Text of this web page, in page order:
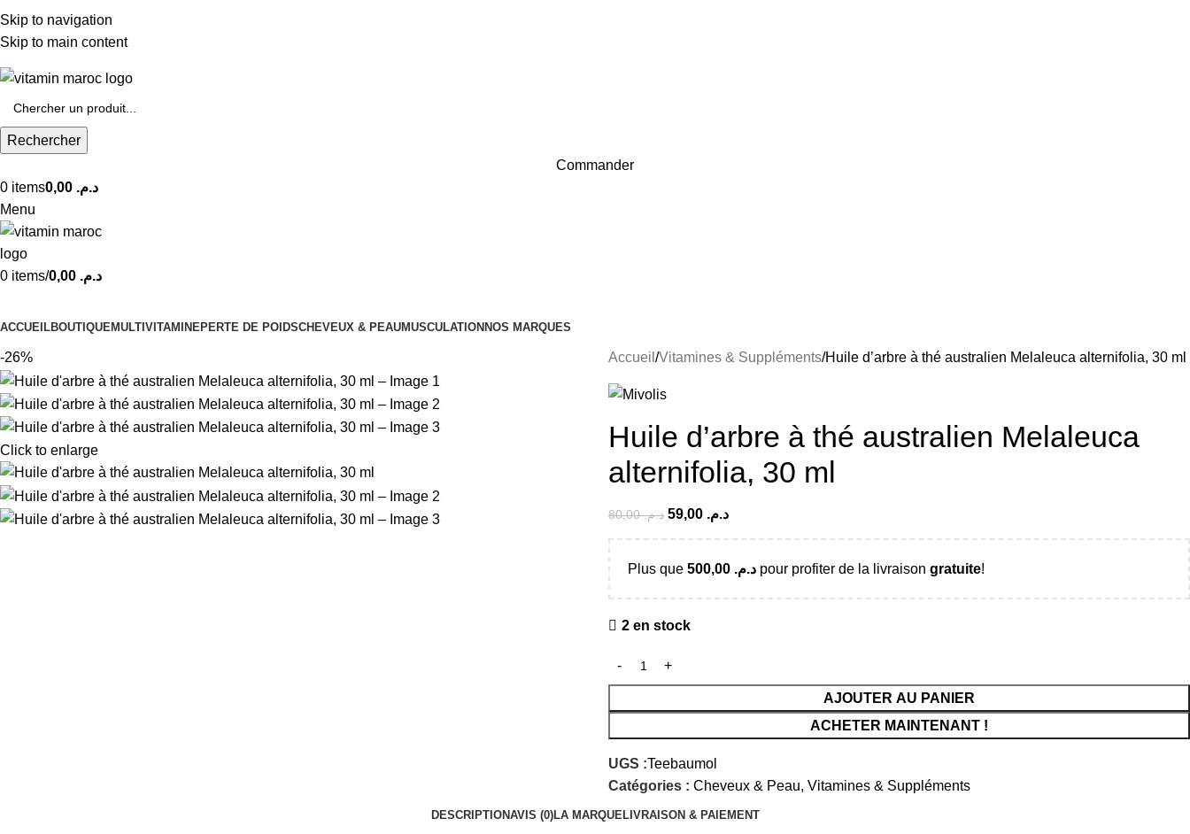
Skip to navigation
Skip to main content
Plus de 500 dh d'achats = Livraison 0 dh.
Rechercher
Commander
0 items د.م.
Menu
0 items/ د.م.
ACCUEILBOUTIQUEMULTIVITAMINEPERTE DE POIDSCHEVEUX & PEAUMUSCULATION NOS MARQUES
-26%
Click to enlarge
Accueil Vitamines & Suppléments Huile d’arbre à thé australien Melaleuca alternifolia, 30 ml
Huile d’arbre à thé australien Melaleuca
alternifolia, 30 ml
د.م.80,00 د.م.
Plus que د.م. pour profiter de la livraison gratuite!
2 en stock
AJOUTER AU PANIER
ACHETER MAINTENANT !
UGS :Teebaumol
Catégories : Cheveux & Peau, Vitamines & Suppléments
DESCRIPTIONAVIS (0)LA MARQUELIVRAISON & PAIEMENT